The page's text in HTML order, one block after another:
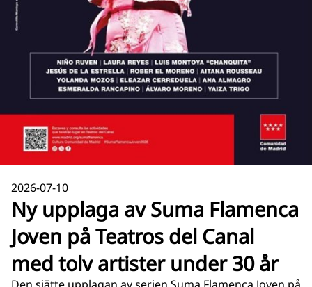
2026-07-10
Ny upplaga av Suma Flamenca
Joven på Teatros del Canal
med tolv artister under 30 år